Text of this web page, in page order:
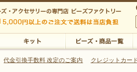
ツ・金具など・アクセサリーの専門店
代金引換手数料 改定のご案内 クレジットカー